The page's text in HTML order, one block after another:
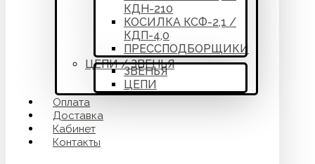
КДН-210
КОСИЛКА КСФ-2,1 /
КДП-4,0
ПРЕССПОДБОРЩИКИ
ЦЕПИ / ЗВЕНЬЯ
ЗВЕНЬЯ
ЦЕПИ
Оплата
Доставка
Кабинет
Контакты